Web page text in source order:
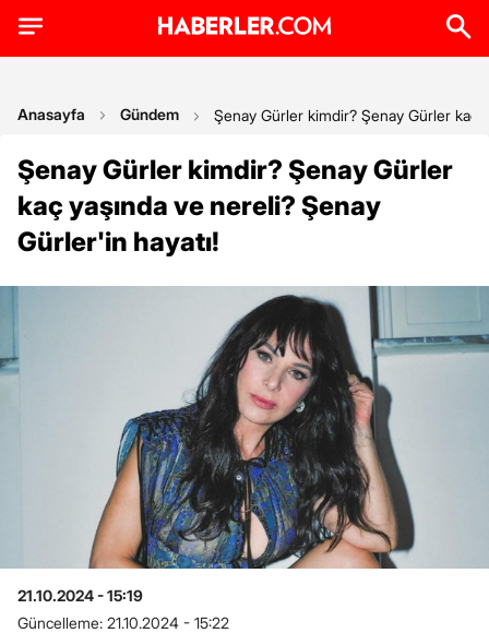
Anasayfa Gündem Şenay Gürler kimdir? Şenay Gürler kaç
Şenay Gürler kimdir? Şenay Gürler
kaç yaşında ve nereli? Şenay
Gürler'in hayatı!
21.10.2024 - 15:19
Güncelleme: 21.10.2024 - 15:22